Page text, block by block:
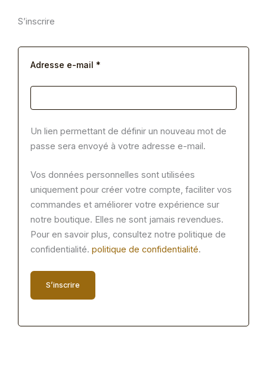
S’inscrire
Adresse e-mail *
Un lien permettant de définir un nouveau mot de
passe sera envoyé à votre adresse e-mail.
Vos données personnelles sont utilisées
uniquement pour créer votre compte, faciliter vos
commandes et améliorer votre expérience sur
notre boutique. Elles ne sont jamais revendues.
Pour en savoir plus, consultez notre politique de
confidentialité. politique de confidentialité.
S’inscrire